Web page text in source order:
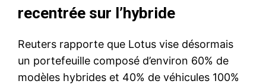
recentrée sur l’hybride
Reuters rapporte que Lotus vise désormais
un portefeuille composé d’environ 60% de
modèles hybrides et 40% de véhicules 100%